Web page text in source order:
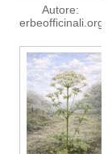
Autore:
erbeofficinali.org